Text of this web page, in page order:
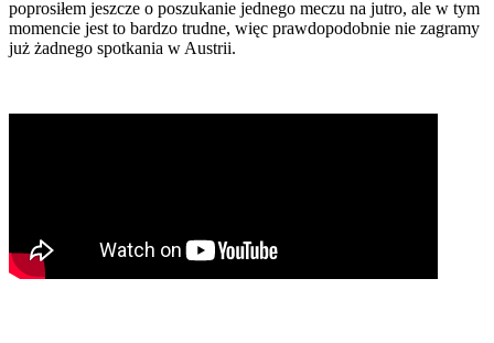
poprosiłem jeszcze o poszukanie jednego meczu na jutro, ale w tym
momencie jest to bardzo trudne, więc prawdopodobnie nie zagramy
już żadnego spotkania w Austrii.